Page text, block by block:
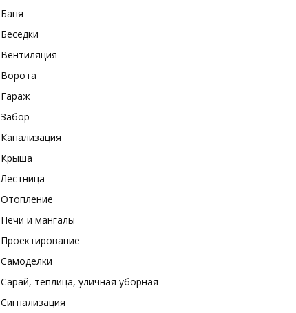
Баня
Беседки
Вентиляция
Ворота
Гараж
Забор
Канализация
Крыша
Лестница
Отопление
Печи и мангалы
Проектирование
Самоделки
Сарай, теплица, уличная уборная
Сигнализация